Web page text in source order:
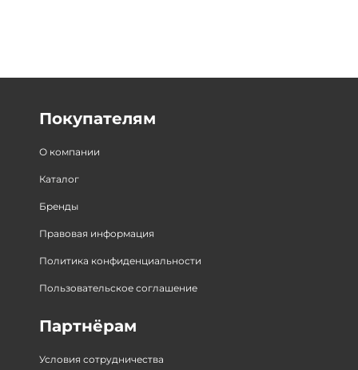
Покупателям
О компании
Каталог
Бренды
Правовая информация
Политика конфиденциальности
Пользовательское соглашение
Партнёрам
Условия сотрудничества